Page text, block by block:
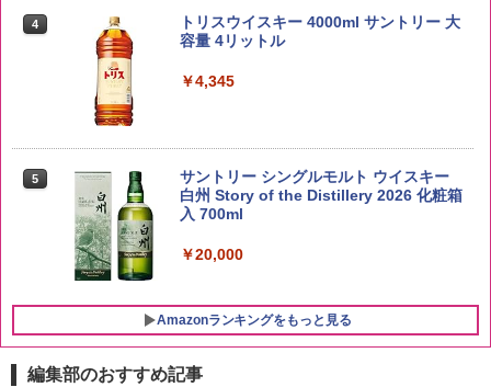
5kg
kg 業務用 お米マイスターブレンド
￥2,680
4
トリスウイスキー 4000ml サントリー 大
容量 4リットル
￥4,345
5
サントリー シングルモルト ウイスキー
白州 Story of the Distillery 2026 化粧箱
入 700ml
￥20,000
Amazonランキングをもっと見る
編集部のおすすめ記事